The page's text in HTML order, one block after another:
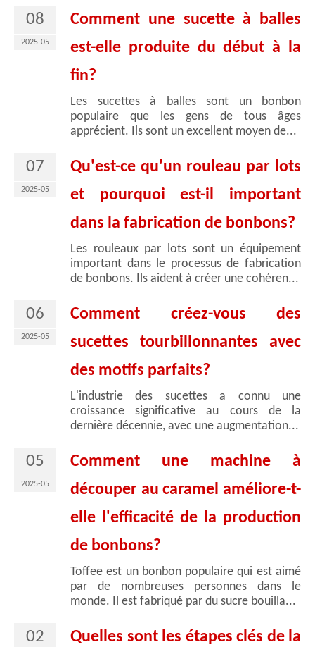
08
2025-05
Comment une sucette à balles
est-elle produite du début à la
fin?
Les sucettes à balles sont un bonbon
populaire que les gens de tous âges
apprécient. Ils sont un excellent moyen de...
07
2025-05
Qu'est-ce qu'un rouleau par lots
et pourquoi est-il important
dans la fabrication de bonbons?
Les rouleaux par lots sont un équipement
important dans le processus de fabrication
de bonbons. Ils aident à créer une cohéren...
06
2025-05
Comment créez-vous des
sucettes tourbillonnantes avec
des motifs parfaits?
L'industrie des sucettes a connu une
croissance significative au cours de la
dernière décennie, avec une augmentation...
05
2025-05
Comment une machine à
découper au caramel améliore-t-
elle l'efficacité de la production
de bonbons?
Toffee est un bonbon populaire qui est aimé
par de nombreuses personnes dans le
monde. Il est fabriqué par du sucre bouilla...
02
Quelles sont les étapes clés de la